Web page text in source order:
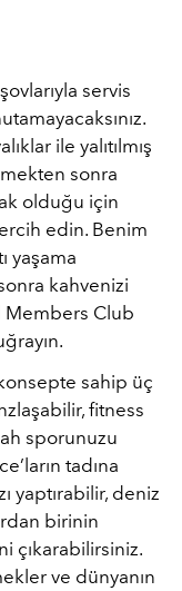
servis
ile yalıtılmış
sonra
olduğu için
edin. Benim
yaşama
kahvenizi
Members Club
sahip üç
fitness
sporunuzu
tadına
yaptırabilir, deniz
birinin
çıkarabilirsiniz.
ve dünyanın